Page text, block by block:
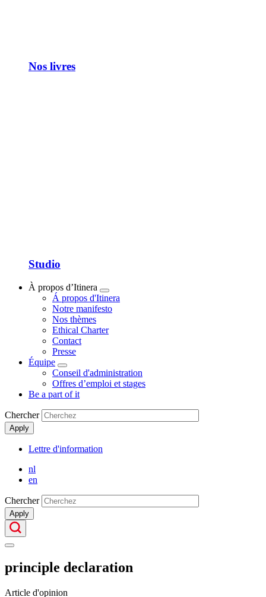
Nos livres
Studio
À propos d’Itinera
Show
submenu
Á propos d'Itinera
Notre manifesto
Nos thèmes
Ethical Charter
Contact
Presse
Équipe
Show
submenu
Conseil d'administration
Offres d’emploi et stages
Be a part of it
Chercher
Apply
Secondary
Menu
Lettre d'information
nl
en
Chercher
Apply
principle declaration
Article d'opinion